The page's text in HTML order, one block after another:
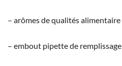
– arômes de qualités alimentaire
– embout pipette de remplissage